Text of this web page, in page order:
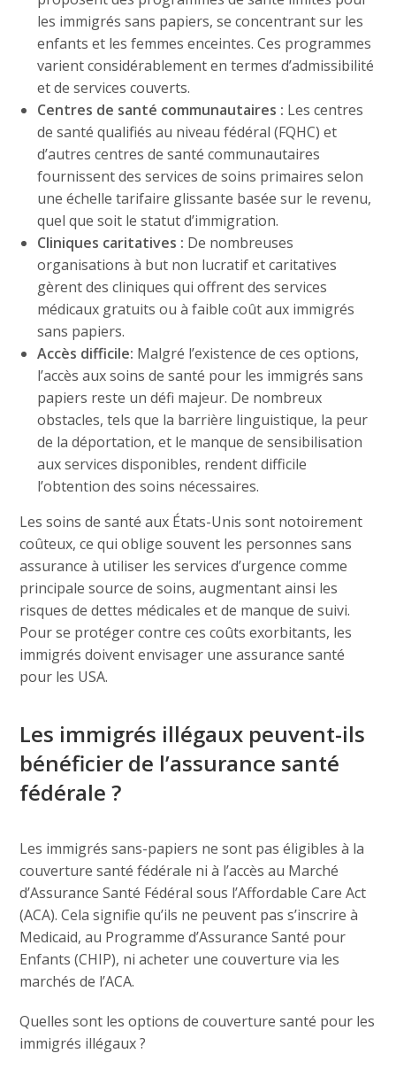
les immigrés sans papiers, se concentrant sur les
enfants et les femmes enceintes. Ces programmes
varient considérablement en termes d’admissibilité
et de services couverts.
Centres de santé communautaires : Les centres
de santé qualifiés au niveau fédéral (FQHC) et
d’autres centres de santé communautaires
fournissent des services de soins primaires selon
une échelle tarifaire glissante basée sur le revenu,
quel que soit le statut d’immigration.
Cliniques caritatives : De nombreuses
organisations à but non lucratif et caritatives
gèrent des cliniques qui offrent des services
médicaux gratuits ou à faible coût aux immigrés
sans papiers.
Accès difficile: Malgré l’existence de ces options,
l’accès aux soins de santé pour les immigrés sans
papiers reste un défi majeur. De nombreux
obstacles, tels que la barrière linguistique, la peur
de la déportation, et le manque de sensibilisation
aux services disponibles, rendent difficile
l’obtention des soins nécessaires.
Les soins de santé aux États-Unis sont notoirement
coûteux, ce qui oblige souvent les personnes sans
assurance à utiliser les services d’urgence comme
principale source de soins, augmentant ainsi les
risques de dettes médicales et de manque de suivi.
Pour se protéger contre ces coûts exorbitants, les
immigrés doivent envisager une assurance santé
pour les USA.
Les immigrés illégaux peuvent-ils
bénéficier de l’assurance santé
fédérale ?
Les immigrés sans-papiers ne sont pas éligibles à la
couverture santé fédérale ni à l’accès au Marché
d’Assurance Santé Fédéral sous l’Affordable Care Act
(ACA). Cela signifie qu’ils ne peuvent pas s’inscrire à
Medicaid, au Programme d’Assurance Santé pour
Enfants (CHIP), ni acheter une couverture via les
marchés de l’ACA.
Quelles sont les options de couverture santé pour les
immigrés illégaux ?